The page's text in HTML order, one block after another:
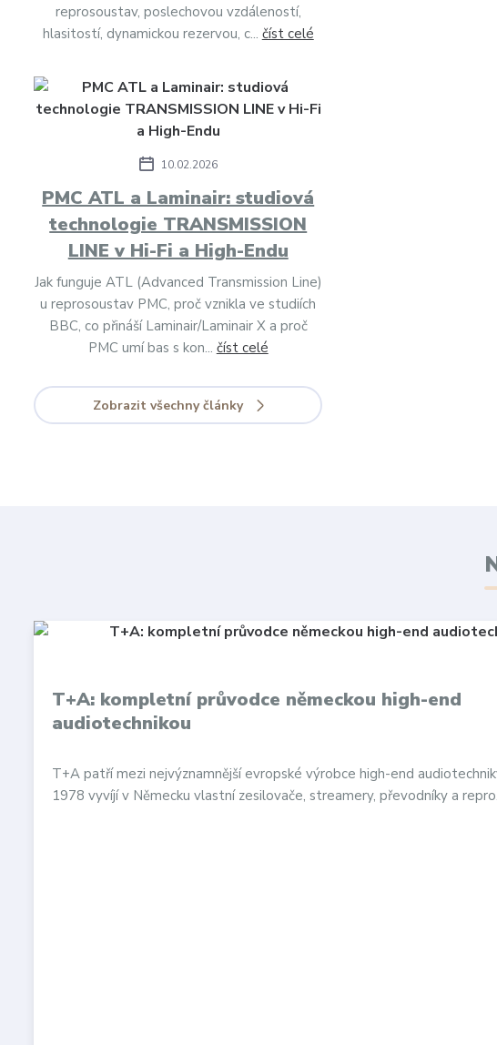
reprosoustav, poslechovou vzdáleností,
hlasitostí, dynamickou rezervou, c... číst celé
10.02.2026
PMC ATL a Laminair: studiová
technologie TRANSMISSION
LINE v Hi-Fi a High-Endu
Jak funguje ATL (Advanced Transmission Line)
u reprosoustav PMC, proč vznikla ve studiích
BBC, co přináší Laminair/Laminair X a proč
PMC umí bas s kon... číst celé
Zobrazit všechny články
T+A: kompletní průvodce německou high-end
audiotechnikou
T+A patří mezi nejvýznamnější evropské výrobce high-end
1978 vyvíjí v Německu vlastní zesilovače, streamery, převodníky a